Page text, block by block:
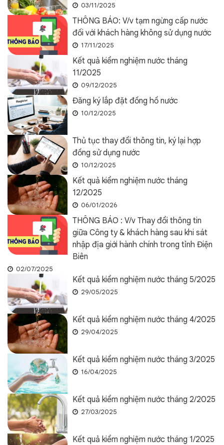
03/11/2025
THÔNG BÁO: V/v tạm ngừng cấp nước
đối với khách hàng không sử dụng nước
17/11/2025
Kết quả kiểm nghiệm nước tháng
11/2025
09/12/2025
Đăng ký lắp đặt đồng hồ nước
10/12/2025
Thủ tục thay đổi thông tin, ký lại hợp
đồng sử dụng nước
10/12/2025
Kết quả kiểm nghiệm nước tháng
12/2025
06/01/2026
THÔNG BÁO : V/v Thay đổi thông tin
giữa Công ty & khách hàng sau khi sát
nhập địa giới hành chính trong tỉnh Điện
Biên
02/07/2025
Kết quả kiểm nghiệm nước tháng 5/2025
29/05/2025
Kết quả kiểm nghiệm nước tháng 4/2025
29/04/2025
Kết quả kiểm nghiệm nước tháng 3/2025
16/04/2025
Kết quả kiểm nghiệm nước tháng 2/2025
27/03/2025
Kết quả kiểm nghiệm nước tháng 1/2025